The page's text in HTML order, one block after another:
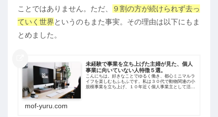
ことではありません。ただ、
９割の方が続けられず去っ
ていく世界というのもまた事実。その理由は以下にもま
とめました。
未経験で事業を立ち上げた主婦が見た、個人
事業に向いていない人特徴５選。
こんにちは。好きなことでゆるく働き、都心ミニマルラ
イフを楽しむもふもふです。私は３０代で動物関連の小
規模事業を立ち上げ、１０年近く個人事業主として活動
mof-yuru.com